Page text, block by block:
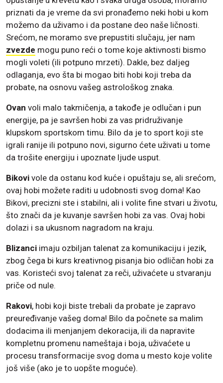
priznati da je vreme da svi pronađemo neki hobi u kom
možemo da uživamo i da postane deo naše ličnosti.
Srećom, ne moramo sve prepustiti slučaju, jer nam
zvezde mogu puno reći o tome koje aktivnosti bismo
mogli voleti (ili potpuno mrzeti). Dakle, bez daljeg
odlaganja, evo šta bi mogao biti hobi koji treba da
probate, na osnovu vašeg astrološkog znaka.
Ovan voli malo takmičenja, a takođe je odlučan i pun
energije, pa je savršen hobi za vas pridruživanje
klupskom sportskom timu. Bilo da je to sport koji ste
igrali ranije ili potpuno novi, sigurno ćete uživati u tome
da trošite energiju i upoznate ljude usput.
Bikovi vole da ostanu kod kuće i opuštaju se, ali srećom,
ovaj hobi možete raditi u udobnosti svog doma! Kao
Bikovi, precizni ste i stabilni, ali i volite fine stvari u životu,
što znači da je kuvanje savršen hobi za vas. Ovaj hobi
dolazi i sa ukusnom nagradom na kraju.
Blizanci imaju ozbiljan talenat za komunikaciju i jezik,
zbog čega bi kurs kreativnog pisanja bio odličan hobi za
vas. Koristeći svoj talenat za reči, uživaćete u stvaranju
priče od nule.
Rakovi, hobi koji biste trebali da probate je zapravo
preuređivanje vašeg doma! Bilo da počnete sa malim
dodacima ili menjanjem dekoracija, ili da napravite
kompletnu promenu nameštaja i boja, uživaćete u
procesu transformacije svog doma u mesto koje volite
još više (ako je to uopšte moguće).